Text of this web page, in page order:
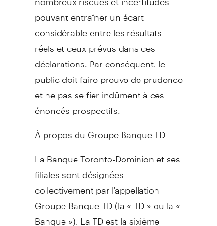
pouvant entraîner un écart
considérable entre les résultats
réels et ceux prévus dans ces
déclarations. Par conséquent, le
public doit faire preuve de prudence
et ne pas se fier indûment à ces
énoncés prospectifs.
À propos du Groupe Banque TD
La Banque Toronto-Dominion et ses
filiales sont désignées
collectivement par l'appellation
Groupe Banque TD (la « TD » ou la «
Banque »). La TD est la sixième